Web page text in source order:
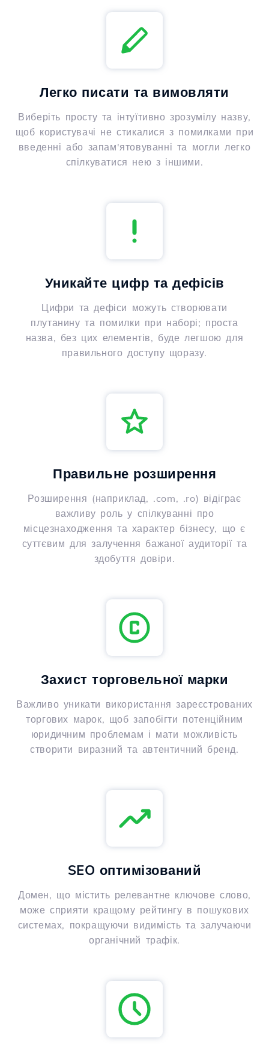
Легко писати та вимовляти
Виберіть просту та інтуїтивно зрозумілу назву,
щоб користувачі не стикалися з помилками при
введенні або запам'ятовуванні та могли легко
спілкуватися нею з іншими.
Уникайте цифр та дефісів
Цифри та дефіси можуть створювати
плутанину та помилки при наборі; проста
назва, без цих елементів, буде легшою для
правильного доступу щоразу.
Правильне розширення
Розширення (наприклад, .com, .ro) відіграє
важливу роль у спілкуванні про
місцезнаходження та характер бізнесу, що є
суттєвим для залучення бажаної аудиторії та
здобуття довіри.
Захист торговельної марки
Важливо уникати використання зареєстрованих
торгових марок, щоб запобігти потенційним
юридичним проблемам і мати можливість
створити виразний та автентичний бренд.
SEO оптимізований
Домен, що містить релевантне ключове слово,
може сприяти кращому рейтингу в пошукових
системах, покращуючи видимість та залучаючи
органічний трафік.